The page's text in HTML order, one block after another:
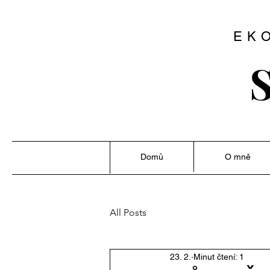
Domů O mně
All Posts
23. 2. Minut čtení: 1